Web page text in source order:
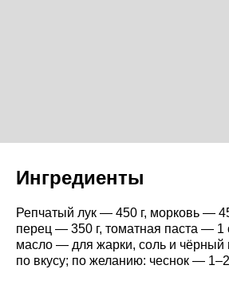
Ингредиенты
Репчатый лук — 450 г, морковь —
перец — 350 г, томатная паста — 1
масло — для жарки, соль и
по вкусу; по желанию: чеснок — 1–2